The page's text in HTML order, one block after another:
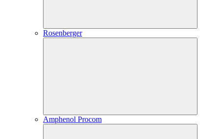
Rosenberger
Amphenol Procom